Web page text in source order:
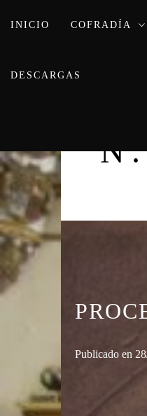
INICIO COFRADÍA
DESCARGAS
Publicado en